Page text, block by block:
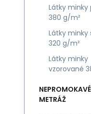
Látky minky
380 g/m²
Látky minky
320 g/m²
Látky minky
vzorované
METRÁŽ